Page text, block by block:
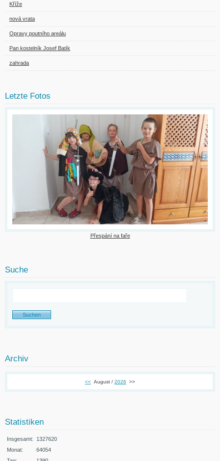
Kříže
nová vrata
Opravy poutního areálu
Pan kostelník Josef Batík
zahrada
Letzte Fotos
Přespání na faře
Suche
Archiv
<< August / 2026 >>
Statistiken
Insgesamt: 1327620
Monat:
64054